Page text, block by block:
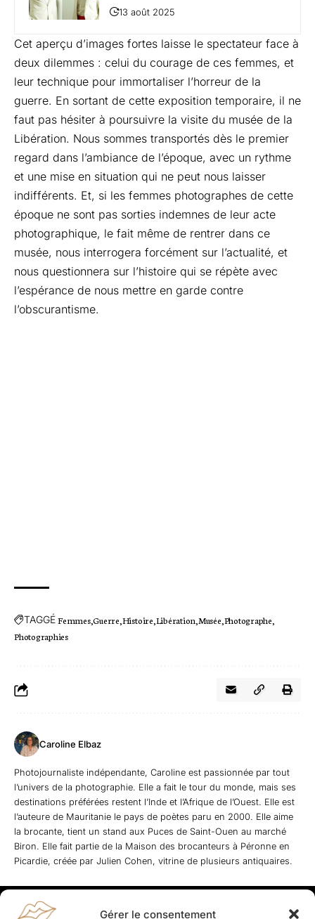
Gérer le consentement
13 août 2025
Cet aperçu d’images fortes laisse le spectateur face à
deux dilemmes : celui du courage de ces femmes, et
leur technique pour immortaliser l’horreur de la
guerre. En sortant de cette exposition temporaire, il ne
faut pas hésiter à poursuivre la visite du musée de la
Libération. Nous sommes transportés dès le premier
regard dans l’ambiance de l’époque, avec un rythme
et une mise en situation qui ne peut nous laisser
indifférents. Et, si les femmes photographes de cette
époque ne sont pas sorties indemnes de leur acte
photographique, le fait même de rentrer dans ce
musée, nous interrogera forcément sur l’actualité, et
nous questionnera sur l’histoire qui se répète avec
l’espérance de nous mettre en garde contre
l’obscurantisme.
TAGGÉFemmes Guerre Histoire Libération Musée Photographe
Photographies
Caroline Elbaz
Photojournaliste indépendante, Caroline est passionnée par tout
l’univers de la photographie. Elle a fait le tour du monde, mais ses
destinations préférées restent l’Inde et l’Afrique de l’Ouest. Elle est
l’auteure de Mauritanie le pays de poètes paru en 2000. Elle aime
la brocante, tient un stand aux Puces de Saint-Ouen au marché
Biron. Elle fait partie de la Maison des brocanteurs à Péronne en
Picardie, créée par Julien Cohen, vitrine de plusieurs antiquaires.